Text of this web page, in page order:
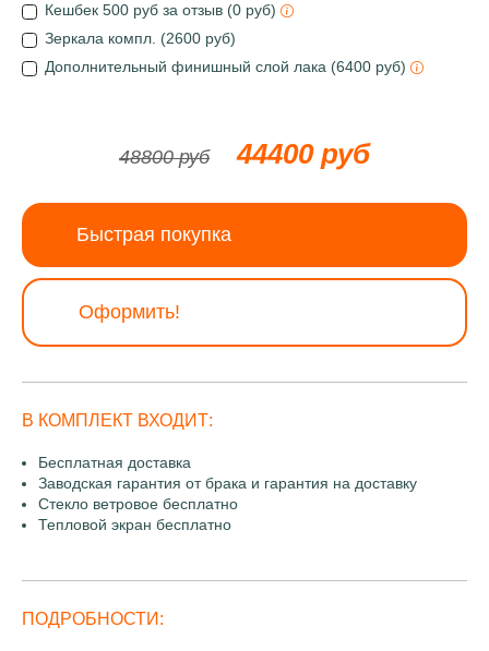
Кешбек 500 руб за отзыв (0 руб)
Зеркала компл. (2600 руб)
Дополнительный финишный слой лака (6400 руб)
48800 руб 44400 руб
Быстрая покупка
Оформить!
В КОМПЛЕКТ ВХОДИТ:
Бесплатная доставка
Заводская гарантия от брака и гарантия на доставку
Стекло ветровое бесплатно
Тепловой экран бесплатно
ПОДРОБНОСТИ: